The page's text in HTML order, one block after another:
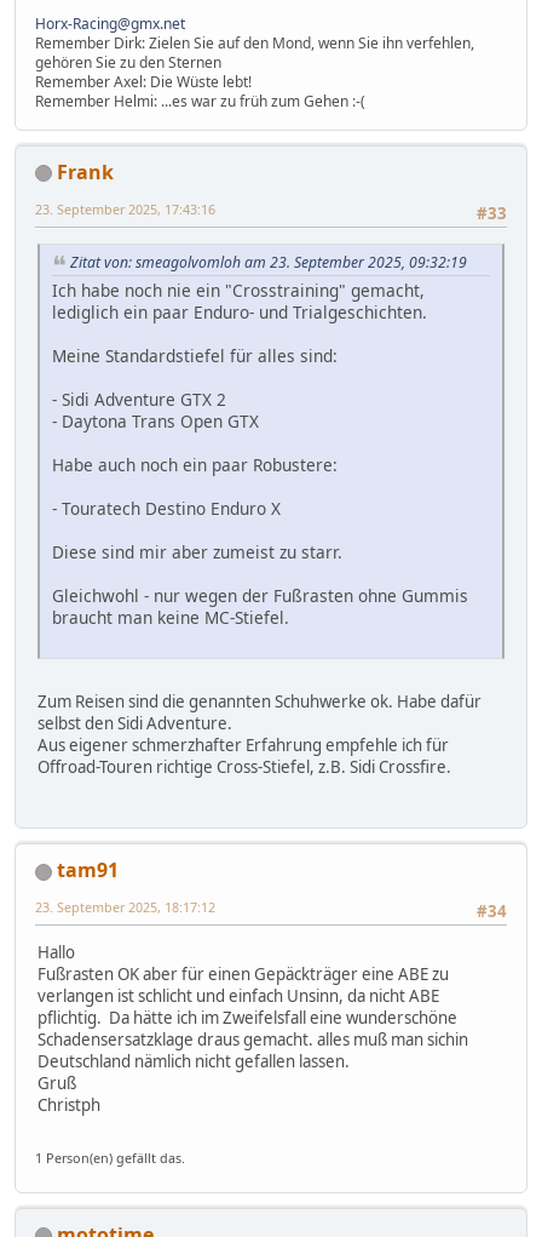
Horx-Racing@gmx.net
Remember Dirk: Zielen Sie auf den Mond, wenn Sie ihn verfehlen,
gehören Sie zu den Sternen
Remember Axel: Die Wüste lebt!
Remember Helmi: ...es war zu früh zum Gehen :-(
Frank
#33
23. September 2025, 17:43:16
Zitat von: smeagolvomloh am 23. September 2025, 09:32:19
Ich habe noch nie ein "Crosstraining" gemacht,
lediglich ein paar Enduro- und Trialgeschichten.
Meine Standardstiefel für alles sind:
- Sidi Adventure GTX 2
- Daytona Trans Open GTX
Habe auch noch ein paar Robustere:
- Touratech Destino Enduro X
Diese sind mir aber zumeist zu starr.
Gleichwohl - nur wegen der Fußrasten ohne Gummis
braucht man keine MC-Stiefel.
Zum Reisen sind die genannten Schuhwerke ok. Habe dafür
selbst den Sidi Adventure.
Aus eigener schmerzhafter Erfahrung empfehle ich für
Offroad-Touren richtige Cross-Stiefel, z.B. Sidi Crossfire.
tam91
#34
23. September 2025, 18:17:12
Hallo
Fußrasten OK aber für einen Gepäckträger eine ABE zu
verlangen ist schlicht und einfach Unsinn, da nicht ABE
pflichtig. Da hätte ich im Zweifelsfall eine wunderschöne
Schadensersatzklage draus gemacht. alles muß man sichin
Deutschland nämlich nicht gefallen lassen.
Gruß
Christph
1 Person(en) gefällt das.